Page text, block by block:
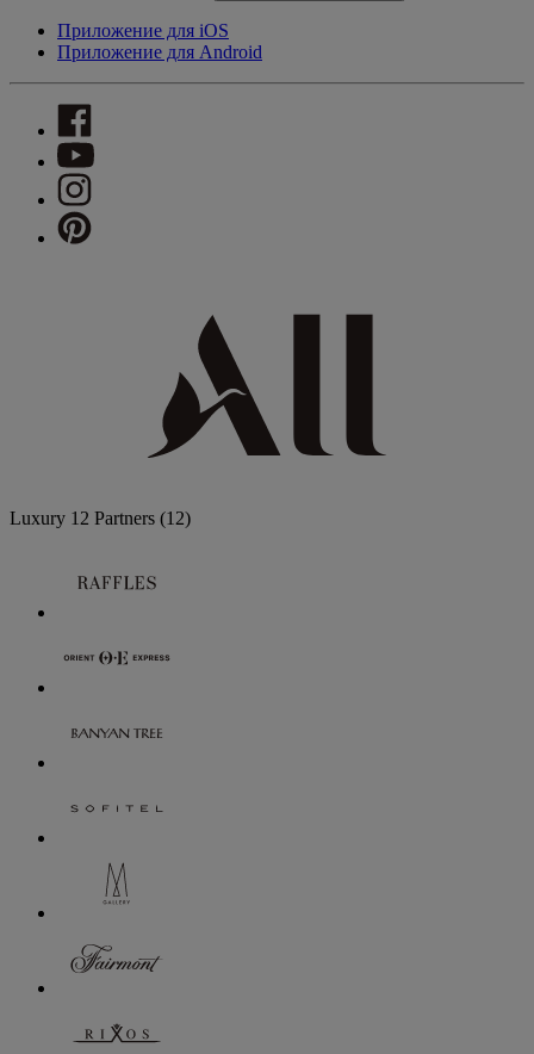
Приложение для iOS
Приложение для Android
Luxury 12 Partners (12)